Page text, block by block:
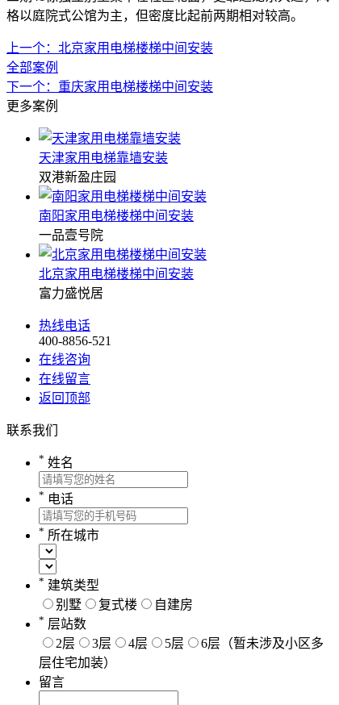
格以庭院式公馆为主，但密度比起前两期相对较高。
上一个：北京家用电梯楼梯中间安装
全部案例
下一个：重庆家用电梯楼梯中间安装
更多案例
天津家用电梯靠墙安装
双港新盈庄园
南阳家用电梯楼梯中间安装
一品壹号院
北京家用电梯楼梯中间安装
富力盛悦居
热线电话
400-8856-521
在线咨询
在线留言
返回顶部
联系我们
* 姓名
* 电话
* 所在城市
* 建筑类型
别墅
复式楼 自建房
* 层站数
2层
3层 4层 5层
6层（暂未涉及小区多
层住宅加装）
留言